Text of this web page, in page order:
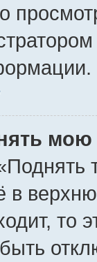
мою
в
то